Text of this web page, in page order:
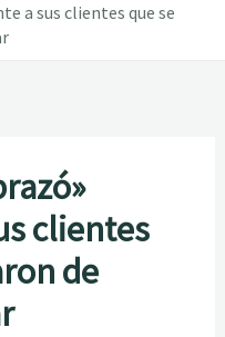
a sus clientes que se
clientes
de